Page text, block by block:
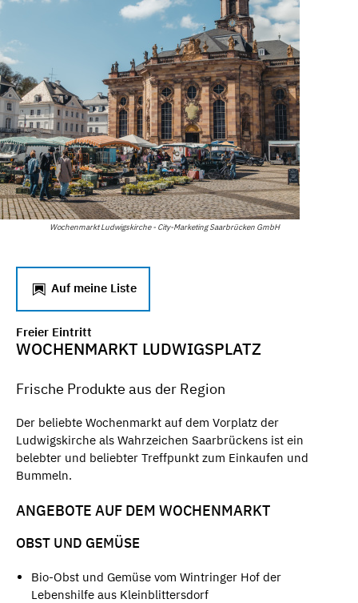
Wochenmarkt Ludwigskirche - City-Marketing Saarbrücken GmbH
Auf meine Liste
Freier Eintritt
WOCHENMARKT LUDWIGSPLATZ
Frische Produkte aus der Region
Der beliebte Wochenmarkt auf dem Vorplatz der
Ludwigskirche als Wahrzeichen Saarbrückens ist ein
belebter und beliebter Treffpunkt zum Einkaufen und
Bummeln.
ANGEBOTE AUF DEM WOCHENMARKT
OBST UND GEMÜSE
Bio-Obst und Gemüse vom Wintringer Hof der
Lebenshilfe aus Kleinblittersdorf